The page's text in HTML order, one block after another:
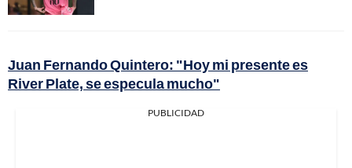
Juan Fernando Quintero: "Hoy mi presente es
River Plate, se especula mucho"
PUBLICIDAD